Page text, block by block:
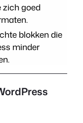
zich goed
blokken die
minder